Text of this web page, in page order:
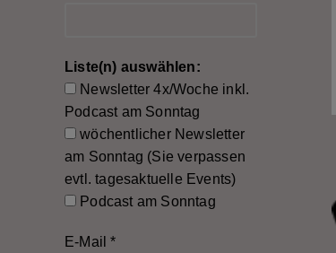
Liste(n) auswählen:
Newsletter 4x/Woche inkl.
Podcast am Sonntag
wöchentlicher Newsletter
am Sonntag (Sie verpassen
evtl. tagesaktuelle Events)
Podcast am Sonntag
E-Mail*